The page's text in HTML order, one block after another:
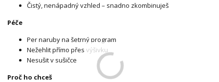
Čistý, nenápadný vzhled – snadno zkombinuješ
Péče
Per naruby na šetrný program
Nežehlit přímo přes výšivku
Nesušit v sušičce
Proč ho chceš